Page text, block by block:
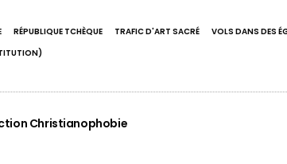
RÉPUBLIQUE TCHÈQUE TRAFIC D'ART SACRÉ
VOLS DANS DES
Christianophobie